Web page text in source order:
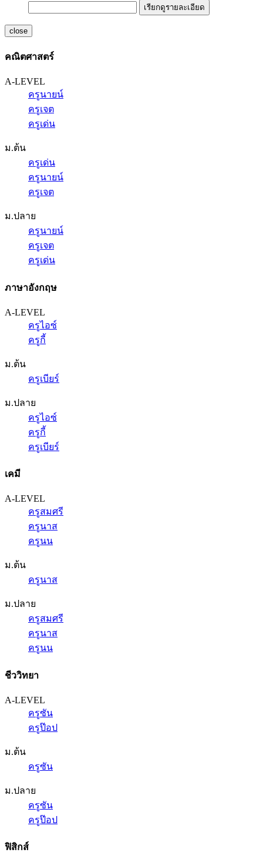
เรียกดูรายละเอียด
close
คณิตศาสตร์
A-LEVEL
ครูนายน์
ครูเจต
ครูเด่น
ม.ต้น
ครูเด่น
ครูนายน์
ครูเจต
ม.ปลาย
ครูนายน์
ครูเจต
ครูเด่น
ภาษาอังกฤษ
A-LEVEL
ครูไอซ์
ครูกี้
ม.ต้น
ครูเบียร์
ม.ปลาย
ครูไอซ์
ครูกี้
ครูเบียร์
เคมี
A-LEVEL
ครูสมศรี
ครูนาส
ครูนน
ม.ต้น
ครูนาส
ม.ปลาย
ครูสมศรี
ครูนาส
ครูนน
ชีววิทยา
A-LEVEL
ครูซัน
ครูป๊อป
ม.ต้น
ครูซัน
ม.ปลาย
ครูซัน
ครูป๊อป
ฟิสิกส์